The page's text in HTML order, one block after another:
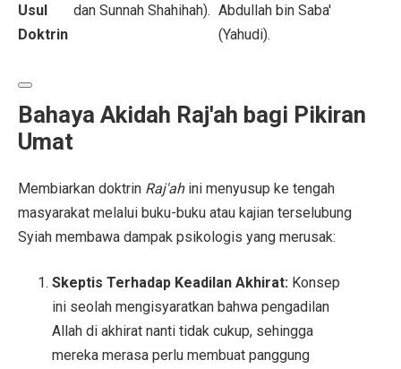
Usul
Doktrin
dan Sunnah Shahihah). Abdullah bin Saba'
(Yahudi).
Bahaya Akidah Raj'ah bagi Pikiran
Umat
Membiarkan doktrin Raj'ahini menyusup ke tengah
masyarakat melalui buku-buku atau kajian terselubung
Syiah membawa dampak psikologis yang merusak:
Skeptis Terhadap Keadilan Akhirat: Konsep
ini seolah mengisyaratkan bahwa pengadilan
Allah di akhirat nanti tidak cukup, sehingga
mereka merasa perlu membuat panggung